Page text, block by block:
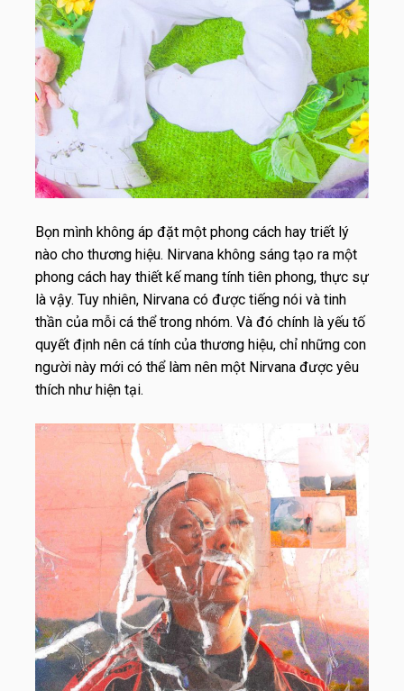
Bọn mình không áp đặt một phong cách hay triết lý
nào cho thương hiệu. Nirvana không sáng tạo ra một
phong cách hay thiết kế mang tính tiên phong, thực sự
là vậy. Tuy nhiên, Nirvana có được tiếng nói và tinh
thần của mỗi cá thể trong nhóm. Và đó chính là yếu tố
quyết định nên cá tính của thương hiệu, chỉ những con
người này mới có thể làm nên một Nirvana được yêu
thích như hiện tại.